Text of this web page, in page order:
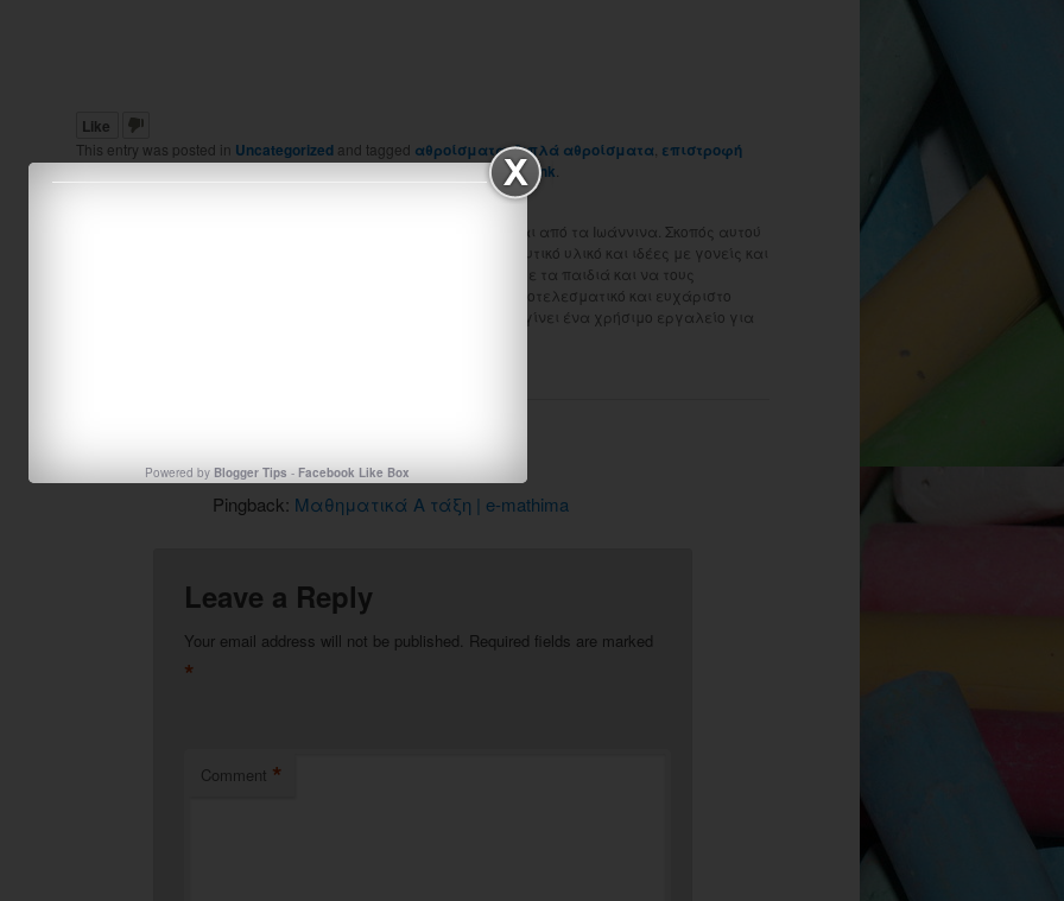
Like
This entry was posted in Uncategorized and tagged αθροίσματα,διπλά αθροίσματα επιστροφή
permalink
Είμαι δασκάλα ειδικής αγωγής και κατάγομαι από τα Ιωάννινα. Σκοπός αυτού
του site είναι να μπορώ να μοιραστώ εκπαιδευτικό υλικό και ιδέες με γονείς και
συναδέλφους, προκειμένου να εκπαιδεύσουμε τα παιδιά και να τους
παρέχουμε δεξιότητες και γνώσεις με πιο αποτελεσματικό και ευχάριστο
τρόπο. Ελπίζω και εύχομαι το emathima.gr να γίνει ένα χρήσιμο εργαλείο για
Pingback: Μαθηματικά Α τάξη | e-mathima
Leave a Reply
Your email address will not be published. Required fields are marked
*
Comment *
Powered byBlogger Tips -Facebook Like Box